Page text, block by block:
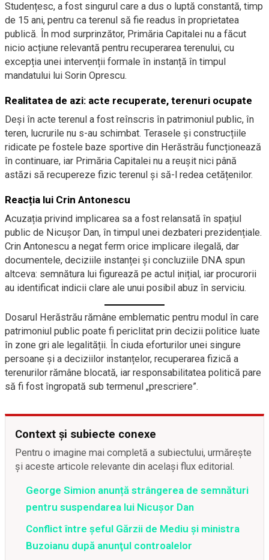
Studențesc, a fost singurul care a dus o luptă constantă, timp
de 15 ani, pentru ca terenul să fie readus în proprietatea
publică. În mod surprinzător, Primăria Capitalei nu a făcut
nicio acțiune relevantă pentru recuperarea terenului, cu
excepția unei intervenții formale în instanță în timpul
mandatului lui Sorin Oprescu.
Realitatea de azi: acte recuperate, terenuri ocupate
Deși în acte terenul a fost reînscris în patrimoniul public, în
teren, lucrurile nu s-au schimbat. Terasele și construcțiile
ridicate pe fostele baze sportive din Herăstrău funcționează
în continuare, iar Primăria Capitalei nu a reușit nici până
astăzi să recupereze fizic terenul și să-l redea cetățenilor.
Reacția lui Crin Antonescu
Acuzația privind implicarea sa a fost relansată în spațiul
public de Nicușor Dan, în timpul unei dezbateri prezidențiale.
Crin Antonescu a negat ferm orice implicare ilegală, dar
documentele, deciziile instanței și concluziile DNA spun
altceva: semnătura lui figurează pe actul inițial, iar procurorii
au identificat indicii clare ale unui posibil abuz în serviciu.
Dosarul Herăstrău rămâne emblematic pentru modul în care
patrimoniul public poate fi periclitat prin decizii politice luate
în zone gri ale legalității. În ciuda eforturilor unei singure
persoane și a deciziilor instanțelor, recuperarea fizică a
terenurilor rămâne blocată, iar responsabilitatea politică pare
să fi fost îngropată sub termenul „prescriere”.
Context și subiecte conexe
Pentru o imagine mai completă a subiectului, urmărește
și aceste articole relevante din același flux editorial.
George Simion anunță strângerea de semnături
pentru suspendarea lui Nicușor Dan
Conflict între şeful Gărzii de Mediu şi ministra
Buzoianu după anunţul controalelor